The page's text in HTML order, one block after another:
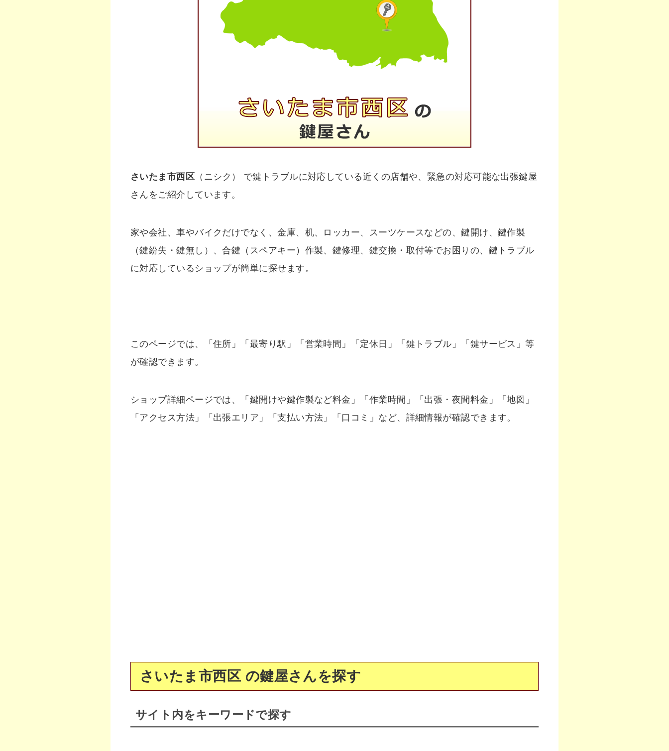
さいたま市西区 （ニシク） で鍵トラブルに対応している近くの店舗や、緊急の対応可能な出張鍵屋
さんをご紹介しています。
家や会社、車やバイクだけでなく、金庫、机、ロッカー、スーツケースなどの、鍵開け、鍵作製
（鍵紛失・鍵無し）、合鍵（スペアキー）作製、鍵修理、鍵交換・取付等でお困りの、鍵トラブル
に対応しているショップが簡単に探せます。
このページでは、「住所」「最寄り駅」「営業時間」「定休日」「鍵トラブル」「鍵サービス」等
が確認できます。
ショップ詳細ページでは、「鍵開けや鍵作製など料金」「作業時間」「出張・夜間料金」「地図」
「アクセス方法」「出張エリア」「支払い方法」「口コミ」など、詳細情報が確認できます。
さいたま市西区 の鍵屋さんを探す
サイト内をキーワードで探す